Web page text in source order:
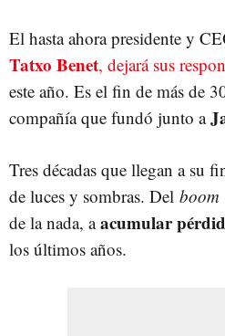
El hasta ahora presidente y
Tatxo Benet, dejará sus
este año. Es el fin de más de
compañía que fundó junto a
Tres décadas que llegan a su
de luces y sombras. Del boom
de la nada, aacumular
los últimos años.